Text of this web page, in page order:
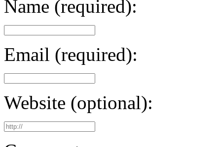
Name (required):
Email (required):
Website (optional):